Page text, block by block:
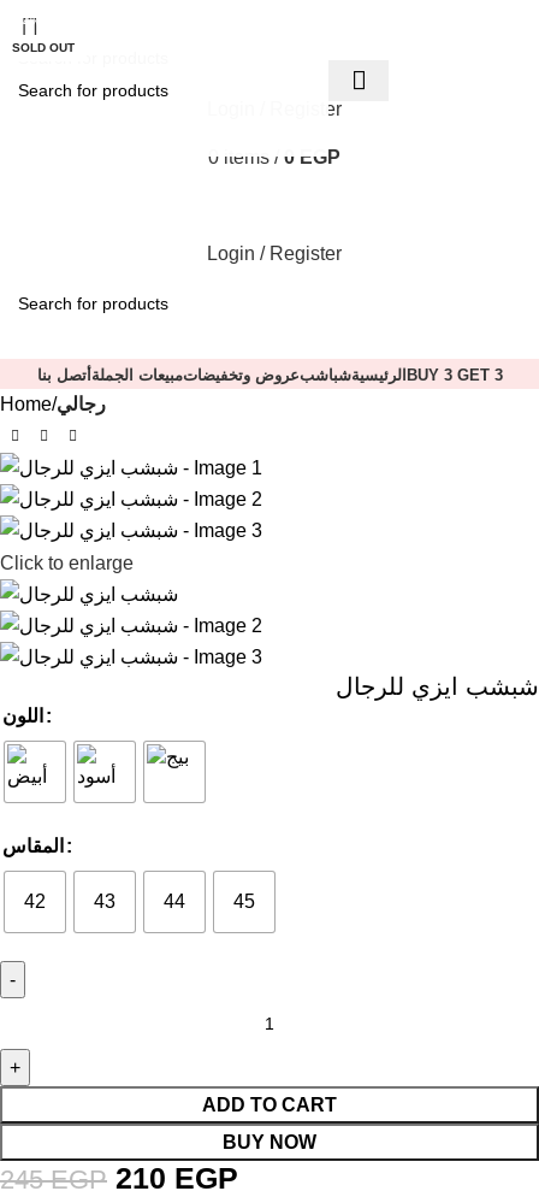
Login / Register
0 items / 0 EGP
Login / Register
أتصل بنا مبيعات الجملةعروض وتخفيضاتشباشبالرئيسية BUY 3 GET 3
Home رجالي
-14%
SOLD OUT
Click to enlarge
شبشب ايزي للرجال
اللون
المقاس
42 43 44 45
ADD TO CART
BUY NOW
245EGP 210 EGP